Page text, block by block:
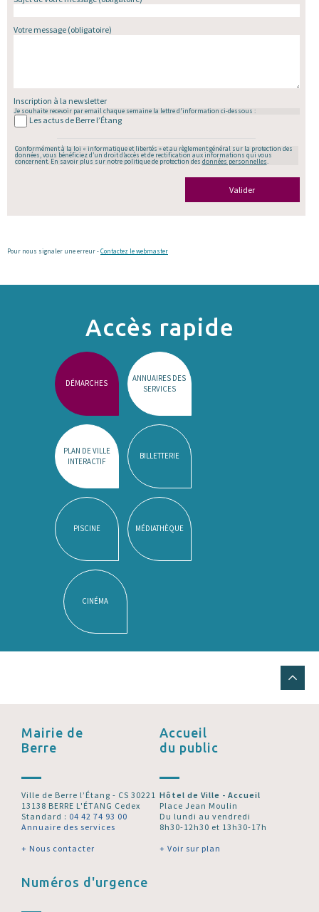
Votre message(obligatoire)
Inscription à la newsletter
Je souhaite recevoir par email chaque semaine la lettre d'information ci-dessous :
Les actus de Berre l’Étang
Conformément à la loi « informatique et libertés » et au règlement général sur la protection des
données, vous bénéficiez d’un droit d’accès et de rectification aux informations qui vous
concernent. En savoir plus sur notre politique de protection des données personnelles.
Valider
Pour nous signaler une erreur -Contactez le webmaster
Accès rapide
DÉMARCHES
ANNUAIRES DES
SERVICES
PLAN DE VILLE
INTERACTIF
BILLETTERIE
PISCINE MÉDIATHÈQUE
CINÉMA
Mairie de
Berre
Ville de Berre l’Étang - CS 30221
13138 BERRE L'ÉTANG Cedex
Standard : 04 42 74 93 00
Annuaire des services
+ Nous contacter
Accueil
du public
Hôtel de Ville - Accueil
Place Jean Moulin
Du lundi au vendredi
8h30-12h30 et 13h30-17h
+ Voir sur plan
Numéros d'urgence